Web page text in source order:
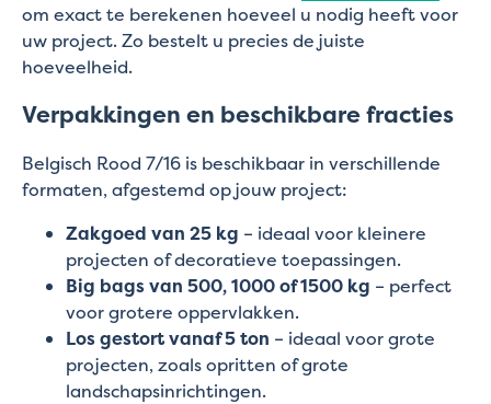
om exact te berekenen hoeveel u nodig heeft voor
uw project. Zo bestelt u precies de juiste
hoeveelheid.
Verpakkingen en beschikbare fracties
Belgisch Rood 7/16 is beschikbaar in verschillende
formaten, afgestemd op jouw project:
Zakgoed van 25 kg – ideaal voor kleinere
projecten of decoratieve toepassingen.
Big bags van 500, 1000 of 1500 kg – perfect
voor grotere oppervlakken.
Los gestort vanaf 5 ton – ideaal voor grote
projecten, zoals opritten of grote
landschapsinrichtingen.